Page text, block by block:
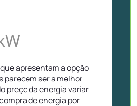
apresentam a opção
parecem ser a melhor
preço da energia variar
de energia por